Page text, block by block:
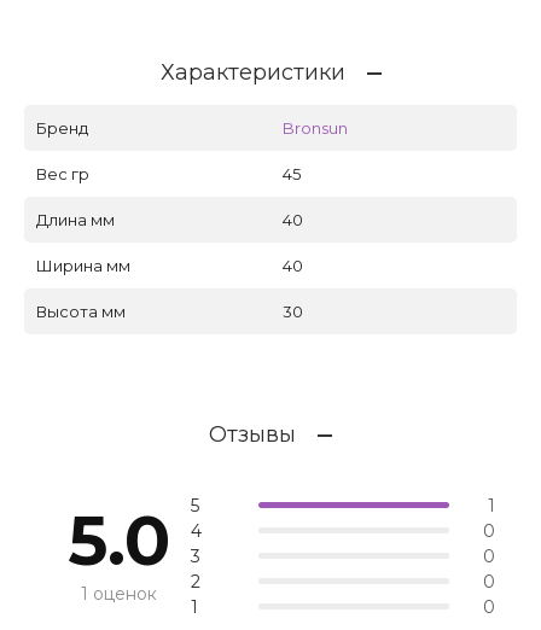
Характеристики
Бренд Bronsun
Вес гр 45
Длина мм 40
Ширина мм 40
Высота мм 30
Отзывы
5.0
1 оценок
5
1
4
0
3
0
2
0
1
0